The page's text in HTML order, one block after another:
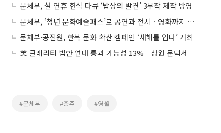
문체부, 설 연휴 한식 다큐 ‘밥상의 발견’ 3부작 제작 방영
문체부, ‘청년 문화예술패스’로 공연과 전시ㆍ영화까지 즐기세요
문체부·공진원, 한복 문화 확산 캠페인 ‘새해를 입다’ 개최
美 클래리티 법안 연내 통과 가능성 13%…상원 문턱서 제동
#문체부 #충주 #영월